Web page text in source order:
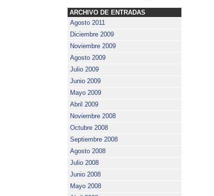
ARCHIVO DE ENTRADAS
Agosto 2011
Diciembre 2009
Noviembre 2009
Agosto 2009
Julio 2009
Junio 2009
Mayo 2009
Abril 2009
Noviembre 2008
Octubre 2008
Septiembre 2008
Agosto 2008
Julio 2008
Junio 2008
Mayo 2008